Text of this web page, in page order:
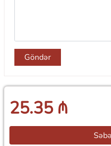
Göndər
25.35 ₼